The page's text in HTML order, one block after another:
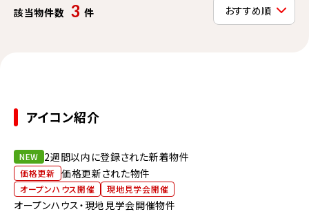
該当物件数 3 件
アイコン紹介
NEW 2週間以内に登録された新着物件
価格更新 価格更新された物件
オープンハウス開催 現地見学会開催
オープンハウス・現地見学会開催物件